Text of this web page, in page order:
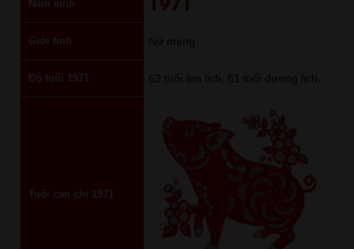
Năm sinh
Giới tính Nữ mạng
Độ tuổi 1971 62 tuổi âm lịch, 61 tuổi dương lịch.
Tuổi can chi 1971